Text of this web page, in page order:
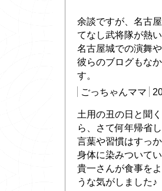
余談ですが、名古
てなし武将隊が熱い
名古屋城での演舞
彼らのブログもな
す。
ごっちゃんママ
土用の丑の日と聞
ら、さて何年帰省
言葉や習慣はすっ
身体に染みついて
貴一さんが食事を
うな気がしました♪